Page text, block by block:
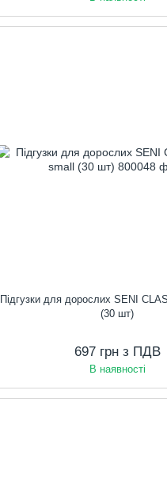
Підгузки для дорослих SENI
(30 шт)
697 грн з ПДВ
В наявності